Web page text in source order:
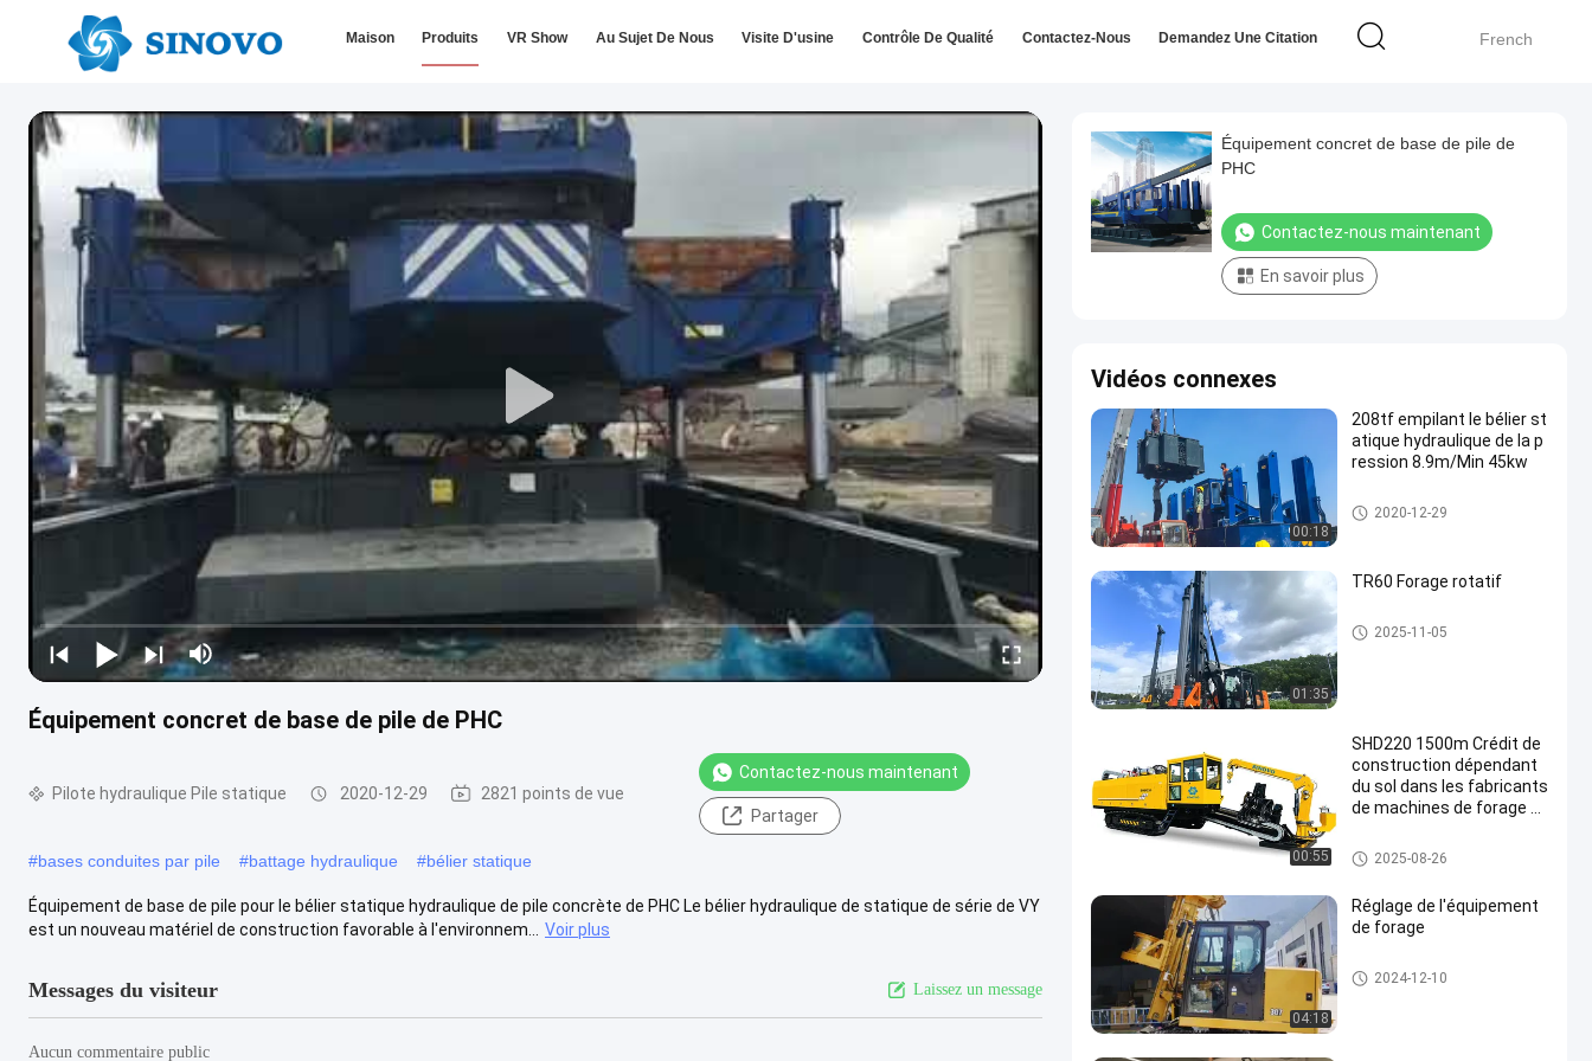
French
Maison Produits VR Show Au Sujet De Nous Visite D'usine Contrôle De Qualité Contactez-Nous Demandez Une Citation
Équipement concret de base de pile de PHC
Pilote hydraulique Pile statique 2020-12-29 2821 points de vue
Contactez-nous maintenant
Partager
#bases conduites par pile #battage hydraulique #bélier statique
Équipement de base de pile pour le bélier statique hydraulique de pile concrète de PHC Le bélier hydraulique de statique de série de VY
est un nouveau matériel de construction favorable à l'environnem...
Voir plus
Messages du visiteur Laissez un message
Aucun commentaire public
Équipement concret de base de pile de
PHC
Contactez-nous maintenant
En savoir plus
Vidéos connexes
00:18
208tf empilant le bélier st
atique hydraulique de la p
ression 8.9m/Min 45kw
Pilote hydraulique Pile statiqu
e
2020-12-29
01:35
TR60 Forage rotatif
installations de forage rotatif
2025-11-05
00:55
SHD220 1500m Crédit de
construction dépendant
du sol dans les fabricants
de machines de forage di
Horizontal Drilling Rig directio
nnel
2025-08-26
04:18
Réglage de l'équipement
de forage
installations de forage rotatif
2024-12-10